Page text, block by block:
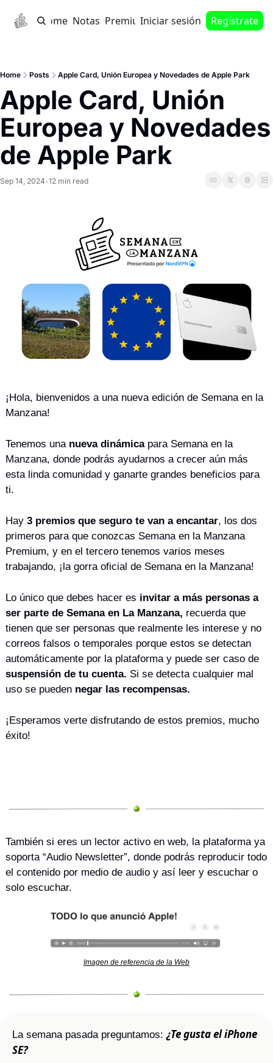
Home Notas PremiumIniciar sesión Regístrate
Home Posts Apple Card, Unión Europea y Novedades de Apple Park
Apple Card, Unión
Europea y Novedades
de Apple Park
Sep 14, 2024 •12 min read
¡Hola, bienvenidos a una nueva edición de Semana en la
Manzana!
Tenemos una nueva dinámica para Semana en la
Manzana, donde podrás ayudarnos a crecer aún más
esta linda comunidad y ganarte grandes beneficios para
ti.
Hay 3 premios que seguro te van a encantar, los dos
primeros para que conozcas Semana en la Manzana
Premium, y en el tercero tenemos varios meses
trabajando, ¡la gorra oficial de Semana en la Manzana!
Lo único que debes hacer es invitar a más personas a
ser parte de Semana en La Manzana, recuerda que
tienen que ser personas que realmente les interese y no
correos falsos o temporales porque estos se detectan
suspensión de tu cuenta. Si se detecta cualquier mal
uso se pueden negar las recompensas.
¡Esperamos verte disfrutando de estos premios, mucho
éxito!
También si eres un lector activo en web, la plataforma ya
soporta “Audio Newsletter”, donde podrás reproducir todo
el contenido por medio de audio y así leer y escuchar o
solo escuchar.
Imagen de referencia de la Web
La semana pasada preguntamos: ¿Te gusta el iPhone
SE?